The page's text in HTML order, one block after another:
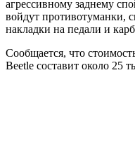
агрессивному заднему
войдут противотуманки,
накладки на педали и
Сообщается, что
Beetle составит около 25